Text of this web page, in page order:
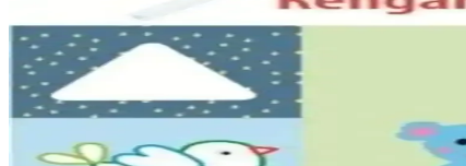
Ev Dış Cephe Yenileme: Tuğla Boyama Riskleri
Ev dış cephe yenilemede tuğla boyamanın nem ve yapısal
Tavus Kuşu Sandalyesi Renk Seçimi: Estetik ve
Tavus kuşu sandalyesinde estetik ve teknik açıdan renk seçimi